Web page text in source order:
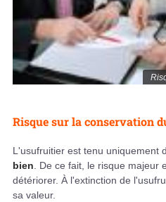
Risque sur la conservation
L'usufruitier est tenu uniquement
bien . De ce fait, le risque majeur
détériorer. À l'extinction de
sa valeur.